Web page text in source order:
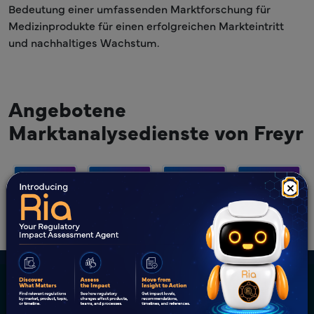
×
Bedeutung einer umfassenden Marktforschung für
Medizinprodukte für einen erfolgreichen Markteintritt
und nachhaltiges Wachstum.
Angebotene
Marktanalysedienste von Freyr